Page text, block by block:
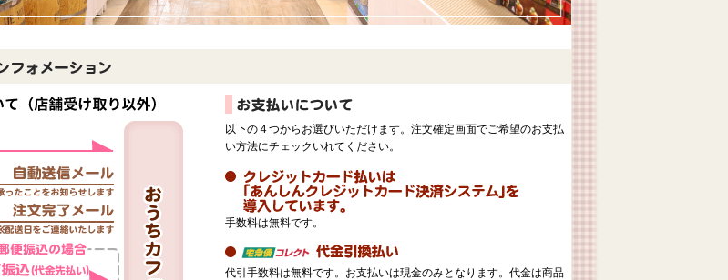
以下の４つからお選びいただけます。注文確定画面でご希望のお支払
い方法にチェックいれてください。
手数料は無料です。
代引手数料は無料です。お支払いは現金のみとなります。代金は商品